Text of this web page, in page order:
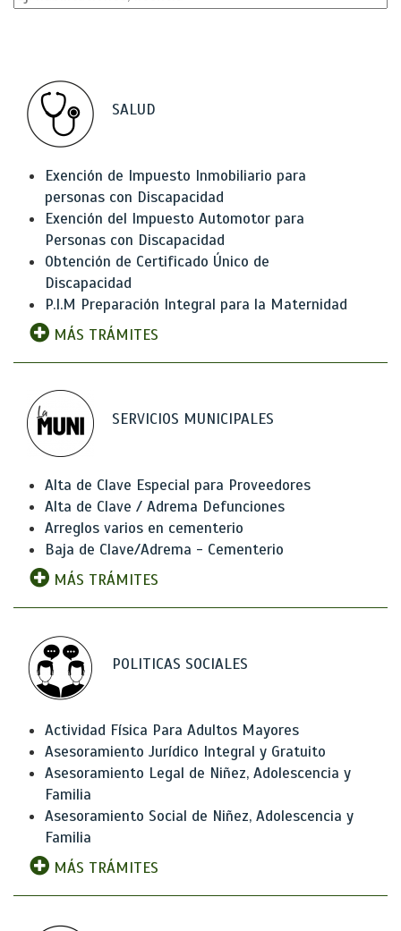
SALUD
Exención de Impuesto Inmobiliario para
personas con Discapacidad
Exención del Impuesto Automotor para
Personas con Discapacidad
Obtención de Certificado Único de
Discapacidad
P.I.M Preparación Integral para la Maternidad
MÁS TRÁMITES
SERVICIOS MUNICIPALES
Alta de Clave Especial para Proveedores
Alta de Clave / Adrema Defunciones
Arreglos varios en cementerio
Baja de Clave/Adrema - Cementerio
MÁS TRÁMITES
POLITICAS SOCIALES
Actividad Física Para Adultos Mayores
Asesoramiento Jurídico Integral y Gratuito
Asesoramiento Legal de Niñez, Adolescencia y
Familia
Asesoramiento Social de Niñez, Adolescencia y
Familia
MÁS TRÁMITES